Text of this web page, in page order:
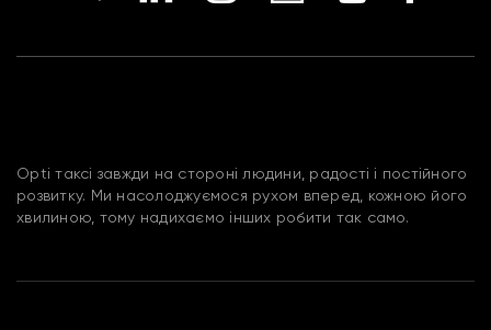
Opti таксі завжди на стороні людини, радості і постійного
розвитку. Ми насолоджуємося рухом вперед, кожною його
хвилиною, тому надихаємо інших робити так само.